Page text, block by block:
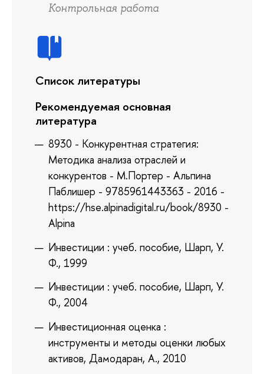
Контрольная работа
Список литературы
Рекомендуемая основная
литература
8930 - Конкурентная стратегия:
Методика анализа отраслей и
конкурентов - М.Портер - Альпина
Паблишер - 9785961443363 - 2016 -
https://hse.alpinadigital.ru/book/8930 -
Alpina
Инвестиции : учеб. пособие, Шарп, У.
Ф., 1999
Инвестиции : учеб. пособие, Шарп, У.
Ф., 2004
Инвестиционная оценка :
инструменты и методы оценки любых
активов, Дамодаран, А., 2010